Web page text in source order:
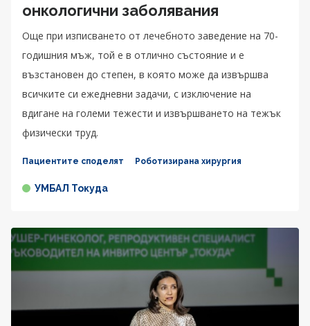
онкологични заболявания
Още при изписването от лечебното заведение на 70-
годишния мъж, той е в отлично състояние и е
възстановен до степен, в която може да извършва
всичките си ежедневни задачи, с изключение на
вдигане на големи тежести и извършването на тежък
физически труд.
Пациентите споделят Роботизирана хирургия
УМБАЛ Токуда